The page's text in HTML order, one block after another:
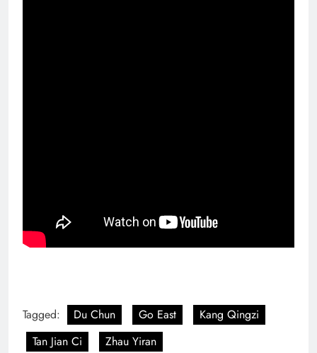
Tagged: Du Chun Go East
Kang Qingzi
Tan Jian Ci
Zhau Yiran